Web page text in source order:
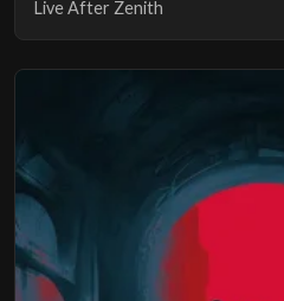
Live After Zenith